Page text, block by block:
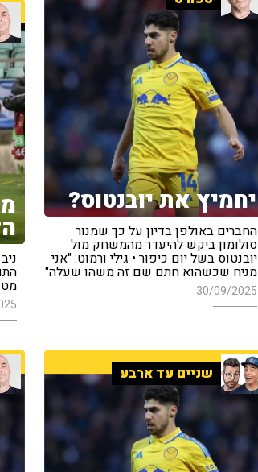
יחמיץ את יובנטוס?
החברים באולפן בדיון על כך שמנור
סולומון ביקש להיעדר מהמשחק מול
יובנטוס בשל יום כיפור • גילי ורמוט: "אני
מניח שכשהוא חתם שם זה משהו שעלה"
30/09/2025
שניים עד ארבע